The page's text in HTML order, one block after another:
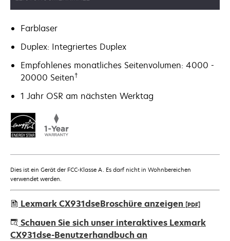
Farblaser
Duplex: Integriertes Duplex
Empfohlenes monatliches Seitenvolumen: 4000 -
20000 Seiten†
1 Jahr OSR am nächsten Werktag
Dies ist ein Gerät der FCC-Klasse A. Es darf nicht in Wohnbereichen
verwendet werden.
Lexmark CX931dseBroschüre anzeigen [PDF]
wird
in
Schauen Sie sich unser interaktives Lexmark
CX931dse-Benutzerhandbuch an